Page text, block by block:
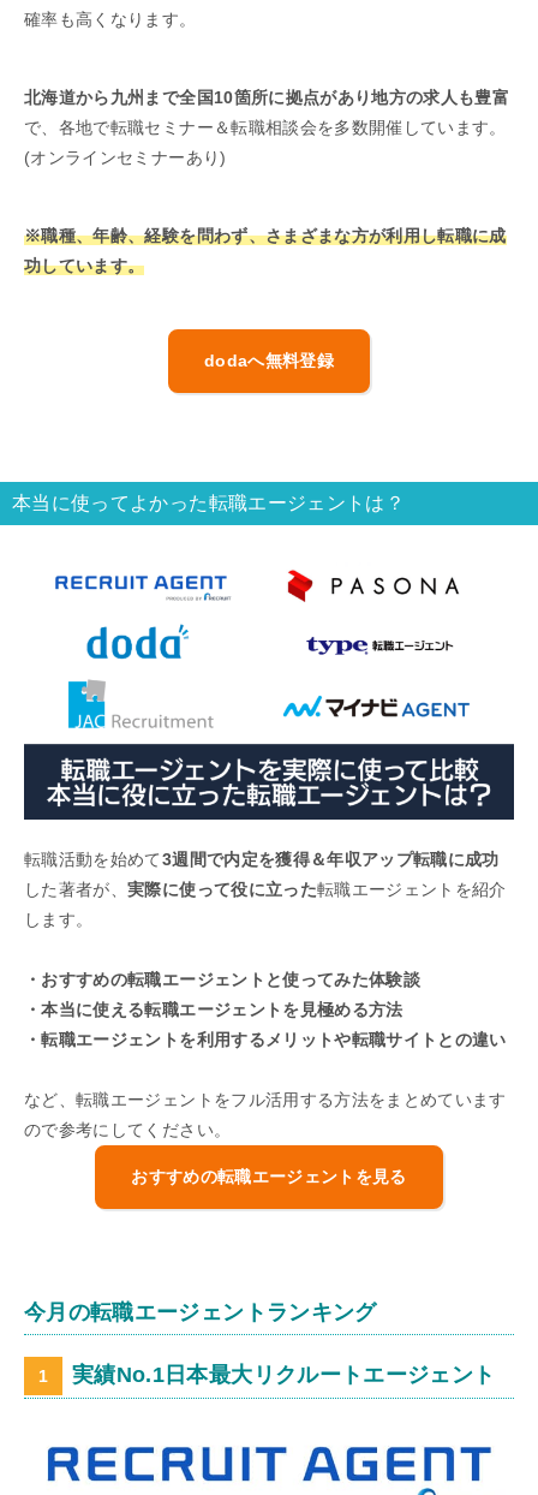
確率も高くなります。
北海道から九州まで全国10箇所に拠点があり地方の求人も豊富
で、各地で転職セミナー＆転職相談会を多数開催しています。
(オンラインセミナーあり)
※職種、年齢、経験を問わず、さまざまな方が利用し転職に成
功しています。
dodaへ無料登録
本当に使ってよかった転職エージェントは？
転職活動を始めて3週間で内定を獲得＆年収アップ転職に成功
した著者が、実際に使って役に立った転職エージェントを紹介
します。
・おすすめの転職エージェントと使ってみた体験談
・本当に使える転職エージェントを見極める方法
・転職エージェントを利用するメリットや転職サイトとの違い
など、転職エージェントをフル活用する方法をまとめています
ので参考にしてください。
おすすめの転職エージェントを見る
今月の転職エージェントランキング
実績No.1日本最大リクルートエージェント